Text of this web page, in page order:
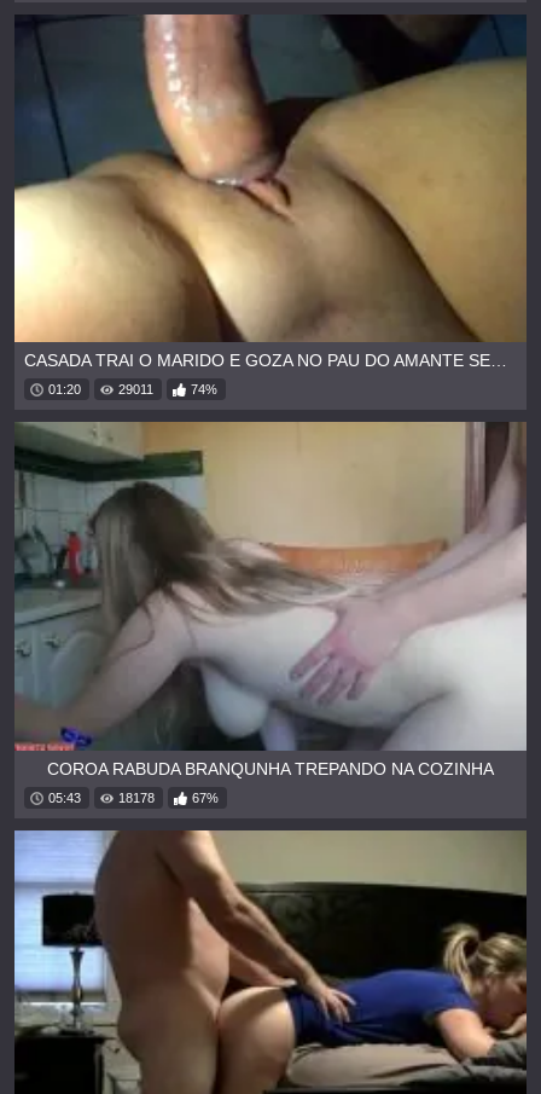
01:20 29011 74%
COROA RABUDA BRANQUNHA TREPANDO NA COZINHA
05:43 18178 67%